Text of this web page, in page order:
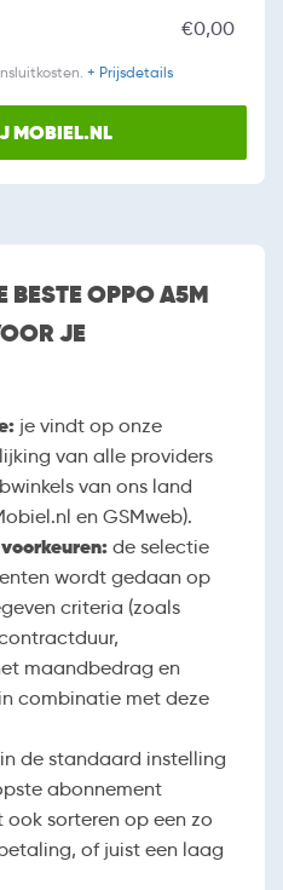
€0,00
+ Prijsdetails
MOBIEL.NL
BESTE OPPO A5M
JE
je vindt op onze
van alle providers
van ons land
en GSMweb).
de selectie
wordt gedaan op
criteria (zoals
maandbedrag en
combinatie met deze
in de standaard instelling
abonnement
ook sorteren op een zo
of juist een laag